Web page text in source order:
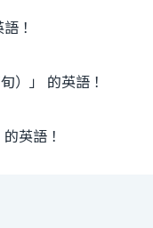
！
）」 的英語！
英語！